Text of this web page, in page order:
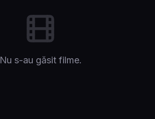
Nu s-au găsit filme.